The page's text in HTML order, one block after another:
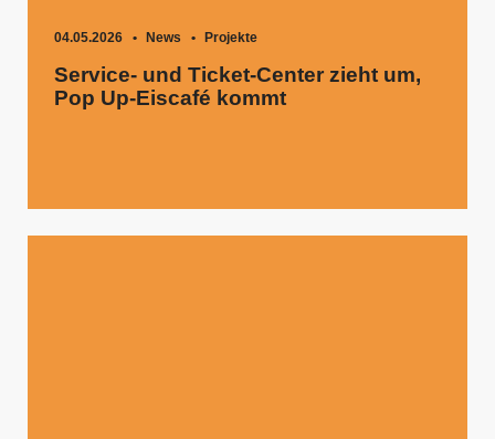
04.05.2026 News Projekte
Service- und Ticket-Center zieht um,
Pop Up-Eiscafé kommt